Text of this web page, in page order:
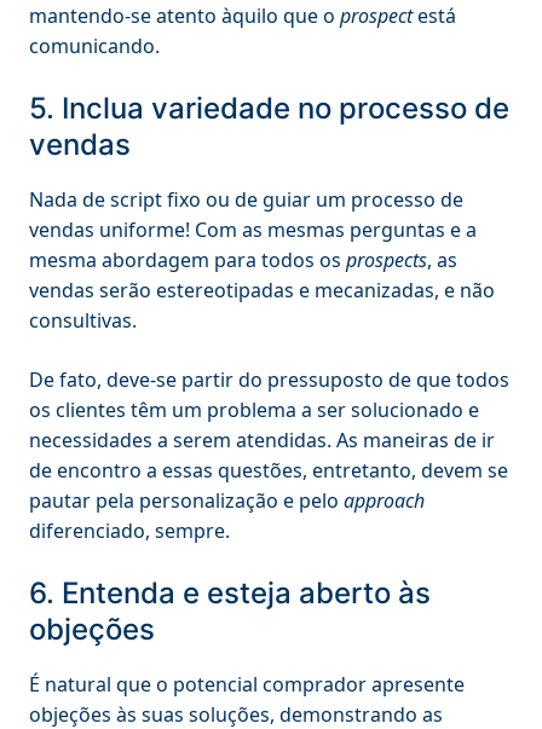
mantendo-se atento àquilo que o prospectestá
comunicando.
5. Inclua variedade no processo de
vendas
Nada de script fixo ou de guiar um processo de
vendas uniforme! Com as mesmas perguntas e a
mesma abordagem para todos os prospects, as
vendas serão estereotipadas e mecanizadas, e não
consultivas.
De fato, deve-se partir do pressuposto de que todos
os clientes têm um problema a ser solucionado e
necessidades a serem atendidas. As maneiras de ir
de encontro a essas questões, entretanto, devem se
pautar pela personalização e pelo approach
diferenciado, sempre.
6. Entenda e esteja aberto às
objeções
É natural que o potencial comprador apresente
objeções às suas soluções, demonstrando as